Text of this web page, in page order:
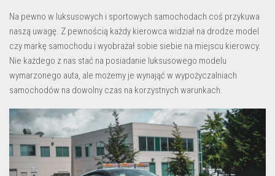
Na pewno w luksusowych i sportowych samochodach coś przykuwa
naszą uwagę. Z pewnością każdy kierowca widział na drodze model
czy markę samochodu i wyobrażał sobie siebie na miejscu kierowcy.
Nie każdego z nas stać na posiadanie luksusowego modelu
wymarzonego auta, ale możemy je wynająć w wypożyczalniach
samochodów na dowolny czas na korzystnych warunkach.